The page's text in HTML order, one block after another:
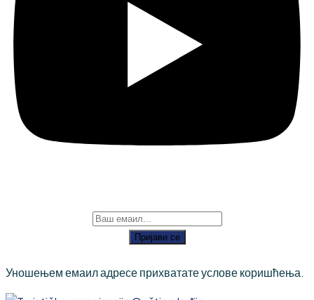
Пријави се
Уношењем емаил адресе прихватате услове коришћења.